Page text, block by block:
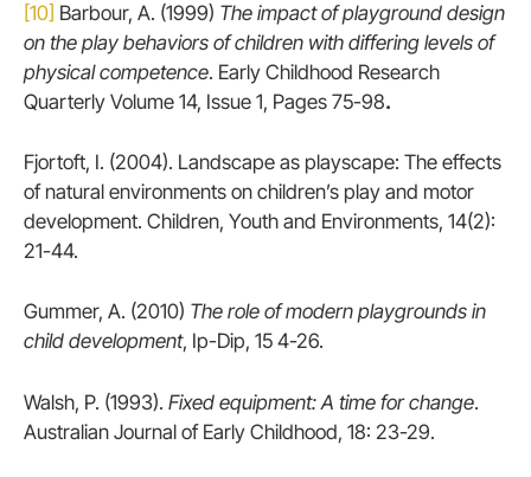
[10] Barbour, A. (1999) The impact of playground design
on the play behaviors of children with differing levels of
physical competence. Early Childhood Research
Quarterly Volume 14, Issue 1, Pages 75-98.
Fjortoft, I. (2004). Landscape as playscape: The effects
of natural environments on children’s play and motor
development. Children, Youth and Environments, 14(2):
21-44.
Gummer, A. (2010) The role of modern playgrounds in
child development, Ip-Dip, 15 4-26.
Walsh, P. (1993). Fixed equipment: A time for change.
Australian Journal of Early Childhood, 18: 23-29.